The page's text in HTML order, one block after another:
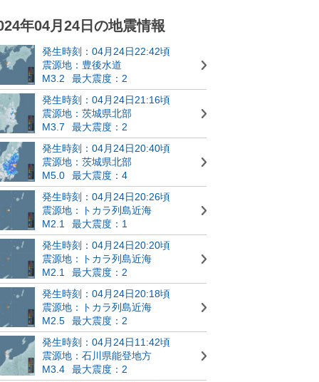
年04月24日の地震情報
発生時刻：04月24日22:42頃
震源地：豊後水道
M3.2
最大震度：2
発生時刻：04月24日21:16頃
震源地：茨城県北部
M3.7
最大震度：2
発生時刻：04月24日20:40頃
震源地：茨城県北部
M5.0
最大震度：4
発生時刻：04月24日20:26頃
震源地：トカラ列島近海
M2.1
最大震度：1
発生時刻：04月24日20:20頃
震源地：トカラ列島近海
M2.1
最大震度：2
発生時刻：04月24日20:18頃
震源地：トカラ列島近海
M2.5
最大震度：2
発生時刻：04月24日11:42頃
震源地：石川県能登地方
M3.4
最大震度：2